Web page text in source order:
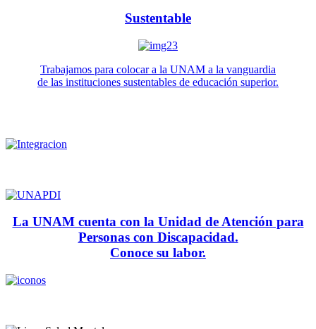
Sustentable
Trabajamos para colocar a la UNAM a la vanguardia
de las instituciones sustentables de educación superior.
La UNAM cuenta con la Unidad de Atención para
Personas con Discapacidad.
Conoce su labor.